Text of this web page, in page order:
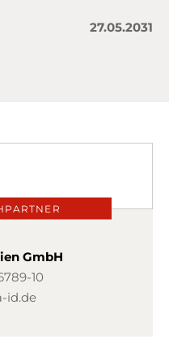
27.05.2031
GmbH
10
id.de